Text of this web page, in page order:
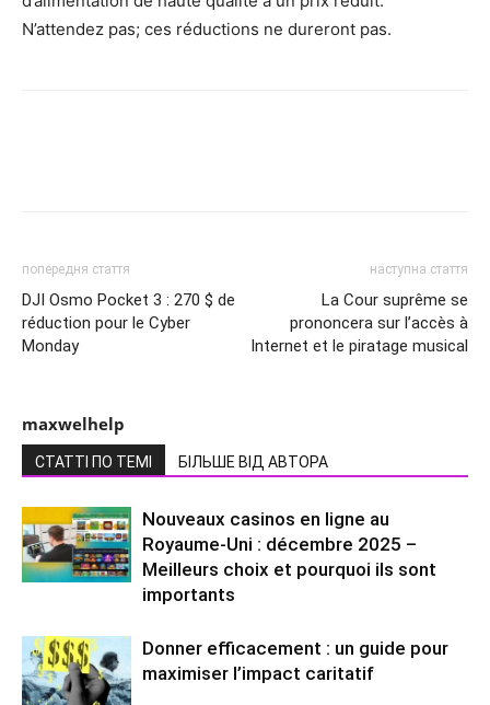
N’attendez pas; ces réductions ne dureront pas.
попередня стаття
DJI Osmo Pocket 3 : 270 $ de
réduction pour le Cyber ​​
Monday
наступна стаття
La Cour suprême se
prononcera sur l’accès à
Internet et le piratage musical
maxwelhelp
СТАТТІ ПО ТЕМІ БІЛЬШЕ ВІД АВТОРА
Nouveaux casinos en ligne au
Royaume-Uni : décembre 2025 –
Meilleurs choix et pourquoi ils sont
importants
Donner efficacement : un guide pour
maximiser l’impact caritatif